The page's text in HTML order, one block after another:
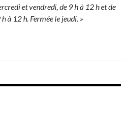
et vendredi, de 9 h à 12 h et de
à 12 h. Fermée le jeudi. »